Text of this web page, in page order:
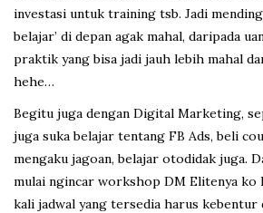
investasi untuk training tsb. Jadi mending
belajar’ di depan agak mahal, daripada
praktik yang bisa jadi jauh lebih mahal
hehe…
Begitu juga dengan Digital Marketing,
juga suka belajar tentang FB Ads, beli
mengaku jagoan, belajar otodidak juga.
mulai ngincar workshop DM Elitenya ko
kali jadwal yang tersedia harus kebentur